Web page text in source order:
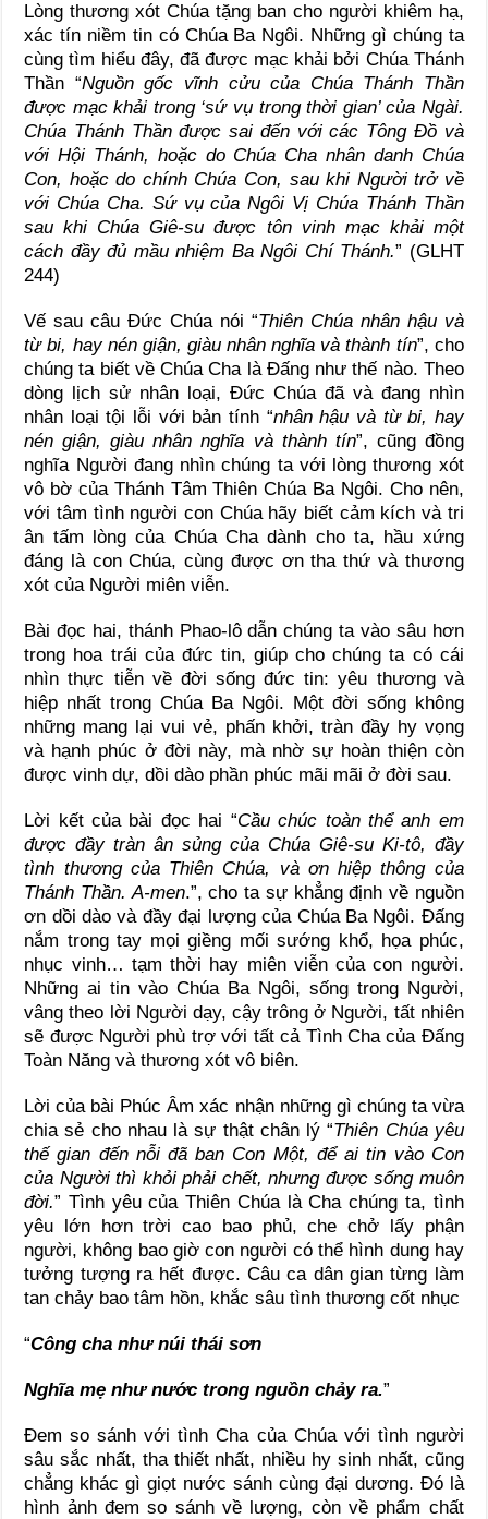
Lòng thương xót Chúa tặng ban cho người khiêm hạ,
xác tín niềm tin có Chúa Ba Ngôi. Những gì chúng ta
cùng tìm hiểu đây, đã được mạc khải bởi Chúa Thánh
Thần “Nguồn gốc vĩnh cửu của Chúa Thánh Thần
được mạc khải trong ‘sứ vụ trong thời gian’ của Ngài.
Chúa Thánh Thần được sai đến với các Tông Đồ và
với Hội Thánh, hoặc do Chúa Cha nhân danh Chúa
Con, hoặc do chính Chúa Con, sau khi Người trở về
với Chúa Cha. Sứ vụ của Ngôi Vị Chúa Thánh Thần
sau khi Chúa Giê-su được tôn vinh mạc khải một
cách đầy đủ mầu nhiệm Ba Ngôi Chí Thánh.” (GLHT
244)
Vế sau câu Đức Chúa nói “Thiên Chúa nhân hậu và
từ bi, hay nén giận, giàu nhân nghĩa và thành tín”, cho
chúng ta biết về Chúa Cha là Đấng như thế nào. Theo
dòng lịch sử nhân loại, Đức Chúa đã và đang nhìn
nhân loại tội lỗi với bản tính “nhân hậu và từ bi, hay
nén giận, giàu nhân nghĩa và thành tín”, cũng đồng
nghĩa Người đang nhìn chúng ta với lòng thương xót
vô bờ của Thánh Tâm Thiên Chúa Ba Ngôi. Cho nên,
với tâm tình người con Chúa hãy biết cảm kích và tri
ân tấm lòng của Chúa Cha dành cho ta, hầu xứng
đáng là con Chúa, cùng được ơn tha thứ và thương
xót của Người miên viễn.
Bài đọc hai, thánh Phao-lô dẫn chúng ta vào sâu hơn
trong hoa trái của đức tin, giúp cho chúng ta có cái
nhìn thực tiễn về đời sống đức tin: yêu thương và
hiệp nhất trong Chúa Ba Ngôi. Một đời sống không
những mang lại vui vẻ, phấn khởi, tràn đầy hy vọng
và hạnh phúc ở đời này, mà nhờ sự hoàn thiện còn
được vinh dự, dồi dào phần phúc mãi mãi ở đời sau.
Lời kết của bài đọc hai “Cầu chúc toàn thể anh em
được đầy tràn ân sủng của Chúa Giê-su Ki-tô, đầy
tình thương của Thiên Chúa, và ơn hiệp thông của
Thánh Thần. A-men.”, cho ta sự khẳng định về nguồn
ơn dồi dào và đầy đại lượng của Chúa Ba Ngôi. Đấng
nắm trong tay mọi giềng mối sướng khổ, họa phúc,
nhục vinh… tạm thời hay miên viễn của con người.
Những ai tin vào Chúa Ba Ngôi, sống trong Người,
vâng theo lời Người dạy, cậy trông ở Người, tất nhiên
sẽ được Người phù trợ với tất cả Tình Cha của Đấng
Toàn Năng và thương xót vô biên.
Lời của bài Phúc Âm xác nhận những gì chúng ta vừa
chia sẻ cho nhau là sự thật chân lý “Thiên Chúa yêu
thế gian đến nỗi đã ban Con Một, để ai tin vào Con
của Người thì khỏi phải chết, nhưng được sống muôn
đời.” Tình yêu của Thiên Chúa là Cha chúng ta, tình
yêu lớn hơn trời cao bao phủ, che chở lấy phận
người, không bao giờ con người có thể hình dung hay
tưởng tượng ra hết được. Câu ca dân gian từng làm
tan chảy bao tâm hồn, khắc sâu tình thương cốt nhục
“Công cha như núi thái sơn
Nghĩa mẹ như nước trong nguồn chảy ra.”
Đem so sánh với tình Cha của Chúa với tình người
sâu sắc nhất, tha thiết nhất, nhiều hy sinh nhất, cũng
chẳng khác gì giọt nước sánh cùng đại dương. Đó là
hình ảnh đem so sánh về lượng, còn về phẩm chất